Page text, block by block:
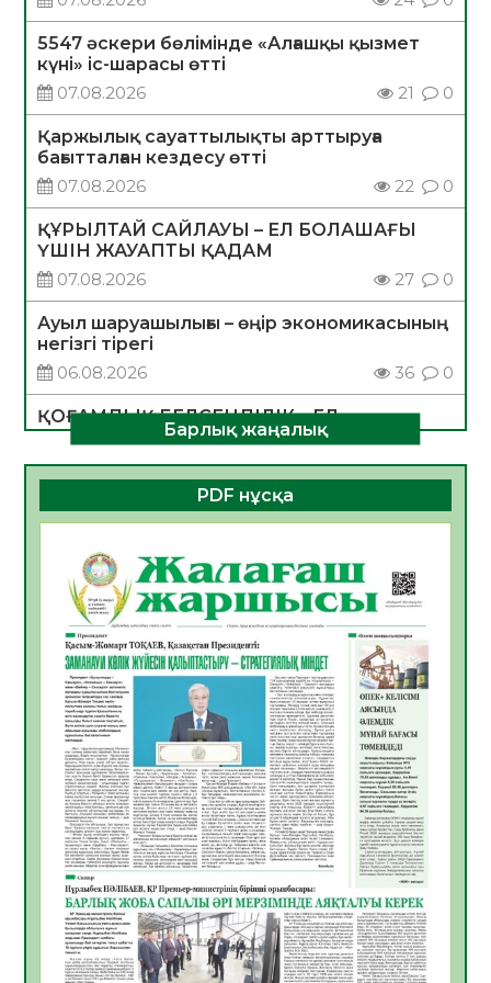
5547 әскери бөлімінде «Алғашқы қызмет
күні» іс-шарасы өтті
07.08.2026
21 0
Қаржылық сауаттылықты арттыруға
бағытталған кездесу өтті
07.08.2026
22 0
ҚҰРЫЛТАЙ САЙЛАУЫ – ЕЛ БОЛАШАҒЫ
ҮШІН ЖАУАПТЫ ҚАДАМ
07.08.2026
27 0
Ауыл шаруашылығы – өңір экономикасының
негізгі тірегі
06.08.2026
36 0
ҚОҒАМДЫҚ БЕЛСЕНДІЛІК – ЕЛ
ДАМУЫНЫҢ НЕГІЗІ
06.08.2026
33 0
ҚҰРЫЛТАЙ САЙЛАУЫ – БОЛАШАҚҚА
06.08.2026
Инфекциялық ауруларға қарсы иммундау
жұмыстарының тиімділігі
06.08.2026
37
Көкжөтел ауруы туралы
06.08.2026
33
АПВ вакцинасы туралы мәлімет
06.08.2026
34
Open Air: Қызылорда облысы полиция
департаменті 20 мыңнан астам
көрерменнің қауіпсіздігін қамтамасыз етті
06.08.2026
46
ҚЫЗЫЛОРДАДА «САНАЛЫ ҰРПАҚ –
ЖАРҚЫН БОЛАШАҚ» АТТЫ КЕҢЕЙТІЛГЕН
Барлық жаңалық
PDF нұсқа